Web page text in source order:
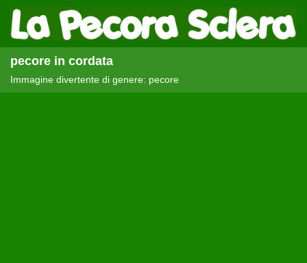
pecore in cordata
Immagine divertente di genere: pecore